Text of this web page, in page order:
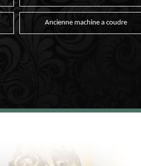
Ancienne machine a coudre